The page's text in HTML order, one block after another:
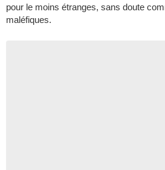
pour le moins étranges, sans doute
maléfiques.